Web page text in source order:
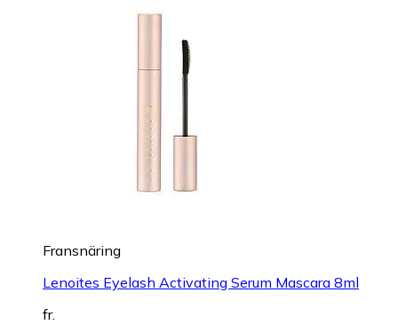
Fransnäring
Lenoites Eyelash Activating Serum Mascara 8ml
fr.